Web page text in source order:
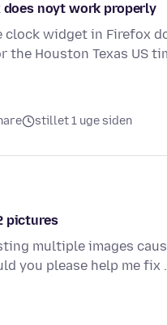
noyt work properly
clock widget in Firefox
the Houston Texas US
stillet 1 uge siden
pictures
multiple images
you please help me fix